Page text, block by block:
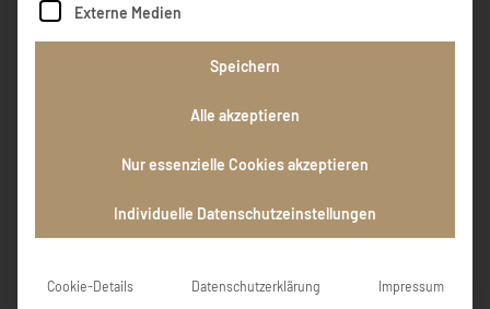
Gottfried Schmitsberger, Steyr
Wir haben den Verstorbenen erst spät im
räumlicher Entfernung und seltener direkter
Kontakte ihn als sehr liebenswerten
Externe Medien
Speichern
Alle akzeptieren
Nur essenzielle Cookies akzeptieren
Individuelle Datenschutzeinstellungen
Cookie-Details Datenschutzerklärung Impressum